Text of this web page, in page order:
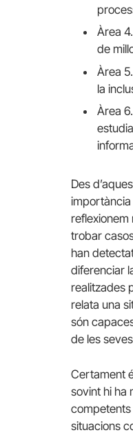
Àrea
de
Àrea
la
Àrea
Des
importància
reflexionem
trobar
han
diferenciar
realitzades
relata una
són
de les
Certament
sovint hi ha
competents
situacions